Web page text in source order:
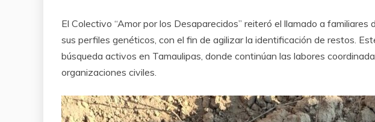
El Colectivo “Amor por los Desaparecidos” reiteró el llamado a
sus perfiles genéticos, con el fin de agilizar la identificación de restos.
búsqueda activos en Tamaulipas, donde continúan las labores
organizaciones civiles.